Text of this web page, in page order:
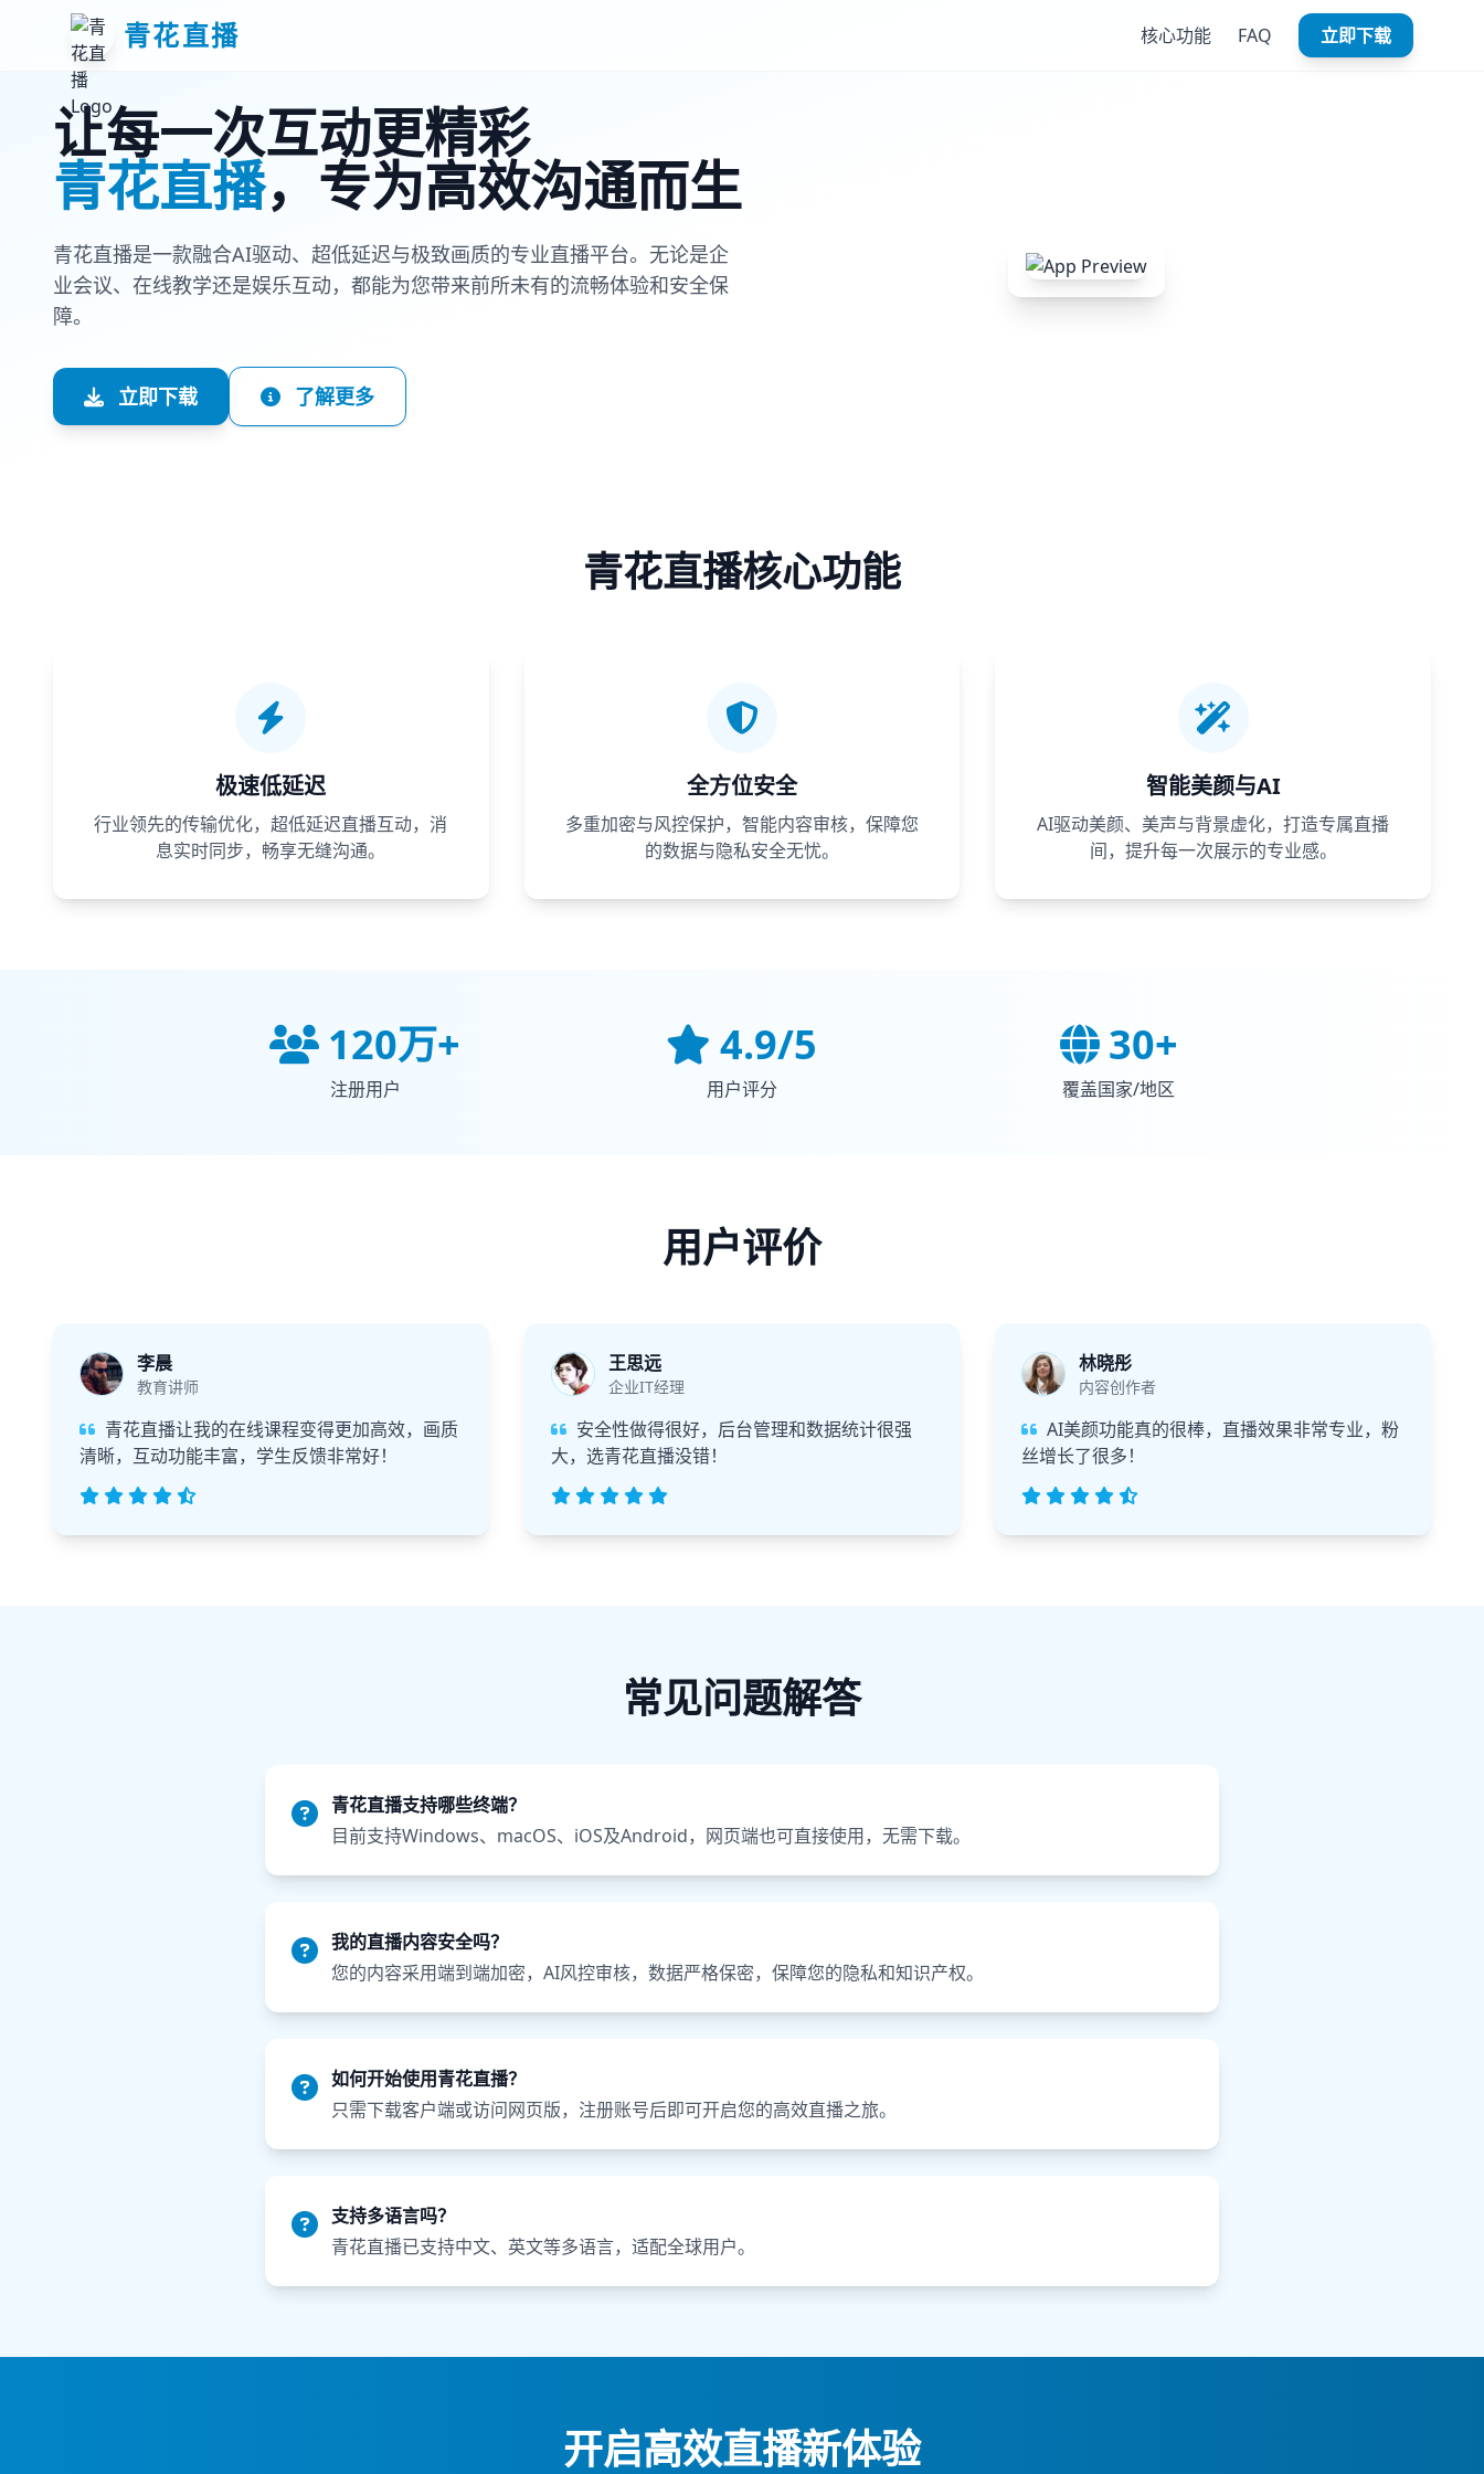
青花直播 核心功能 FAQ 立即下载
让每一次互动更精彩
青花直播，专为高效沟通而生
青花直播是一款融合AI驱动、超低延迟与极致画质的专业直播平台。无论是企
业会议、在线教学还是娱乐互动，都能为您带来前所未有的流畅体验和安全保
障。
立即下载 了解更多
青花直播核心功能
极速低延迟
行业领先的传输优化，超低延迟直播互动，消
息实时同步，畅享无缝沟通。
全方位安全
多重加密与风控保护，智能内容审核，保障您
的数据与隐私安全无忧。
智能美颜与AI
AI驱动美颜、美声与背景虚化，打造专属直播
间，提升每一次展示的专业感。
120万+
注册用户
4.9/5
用户评分
30+
覆盖国家/地区
用户评价
李晨
教育讲师
青花直播让我的在线课程变得更加高效，画质
清晰，互动功能丰富，学生反馈非常好！
王思远
企业IT经理
安全性做得很好，后台管理和数据统计很强
大，选青花直播没错！
林晓彤
内容创作者
AI美颜功能真的很棒，直播效果非常专业，粉
丝增长了很多！
常见问题解答
青花直播支持哪些终端？
目前支持Windows、macOS、iOS及Android，网页端也可直接使用，无需下载。
我的直播内容安全吗？
您的内容采用端到端加密，AI风控审核，数据严格保密，保障您的隐私和知识产权。
如何开始使用青花直播？
只需下载客户端或访问网页版，注册账号后即可开启您的高效直播之旅。
支持多语言吗？
青花直播已支持中文、英文等多语言，适配全球用户。
开启高效直播新体验